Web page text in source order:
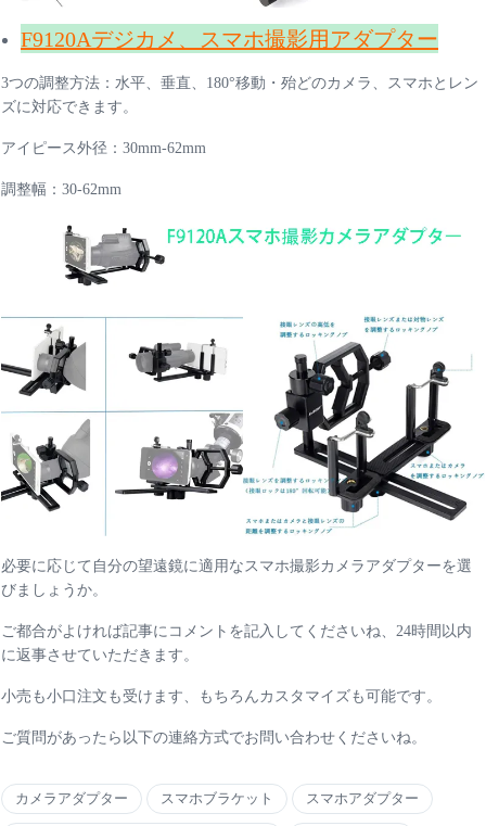
F9120Aデジカメ、スマホ撮影用アダプター
3つの調整方法：水平、垂直、180°移動・殆どのカメラ、スマホとレン
ズに対応できます。
アイピース外径：30mm-62mm
調整幅：30-62mm
必要に応じて自分の望遠鏡に適用なスマホ撮影カメラアダプターを選
びましょうか。
ご都合がよければ記事にコメントを記入してくださいね、24時間以内
に返事させていただきます。
小売も小口注文も受けます、もちろんカスタマイズも可能です。
ご質問があったら以下の連絡方式でお問い合わせくださいね。
カメラアダプター スマホブラケット
スマホアダプター